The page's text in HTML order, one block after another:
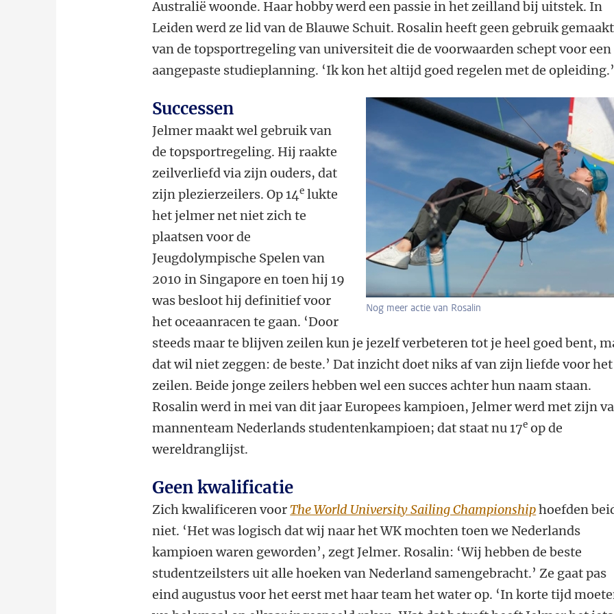
Australië woonde. Haar hobby werd een passie in het zeilland bij uitstek. In
Leiden werd ze lid van de Blauwe Schuit. Rosalin heeft geen gebruik gemaakt
van de topsportregeling van universiteit die de voorwaarden schept voor een
aangepaste studieplanning. ‘Ik kon het altijd goed regelen met de
Nog meer actie van Rosalin
Successen
Jelmer maakt wel gebruik van
de topsportregeling. Hij raakte
zeilverliefd via zijn ouders, dat
zijn plezierzeilers. Op 14e lukte
het jelmer net niet zich te
plaatsen voor de
Jeugdolympische Spelen van
2010 in Singapore en toen hij 19
was besloot hij definitief voor
het oceaanracen te gaan. ‘Door
steeds maar te blijven zeilen kun je jezelf verbeteren tot je heel goed bent,
dat wil niet zeggen: de beste.’ Dat inzicht doet niks af van zijn liefde voor het
zeilen. Beide jonge zeilers hebben wel een succes achter hun naam staan.
Rosalin werd in mei van dit jaar Europees kampioen, Jelmer werd met zijn
mannenteam Nederlands studentenkampioen; dat staat nu 17e op de
wereldranglijst.
Geen kwalificatie
Zich kwalificeren voorThe World University Sailing Championshiphoefden
niet. ‘Het was logisch dat wij naar het WK mochten toen we Nederlands
kampioen waren geworden’, zegt Jelmer. Rosalin: ‘Wij hebben de beste
studentzeilsters uit alle hoeken van Nederland samengebracht.’ Ze gaat pas
eind augustus voor het eerst met haar team het water op. ‘In korte tijd